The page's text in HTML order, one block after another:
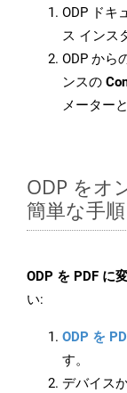
ODP ドキ
ス インス
ODP から
ンスの
メーター
ODP をオ
簡単な手順
ODP を PDF に
い:
ODP を
す。
デバイス